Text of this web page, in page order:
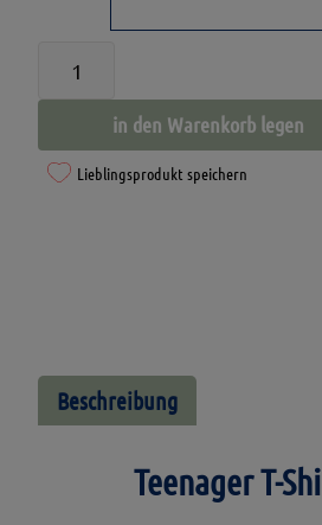
T-
Fellowship
in den Warenkorb legen
Lieblingsprodukt speichern
Beschreibung
Teenager T-